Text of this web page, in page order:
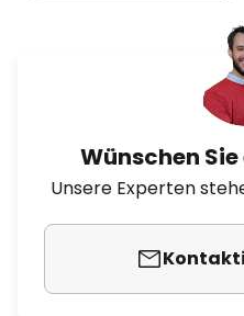
Wünschen
Unsere Experten